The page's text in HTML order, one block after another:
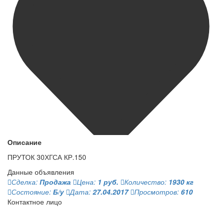
Описание
ПРУТОК 30ХГСА КР.150
Данные объявления
Сделка: Продажа Цена: 1 руб. Количество: 1930 кг
Состояние: Б/у Дата: 27.04.2017 Просмотров: 610
Контактное лицо